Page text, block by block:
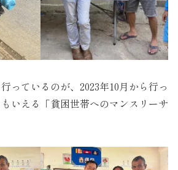
っているのが、2023年10月から行っ
いえる「貧困世帯へのマンスリーサ